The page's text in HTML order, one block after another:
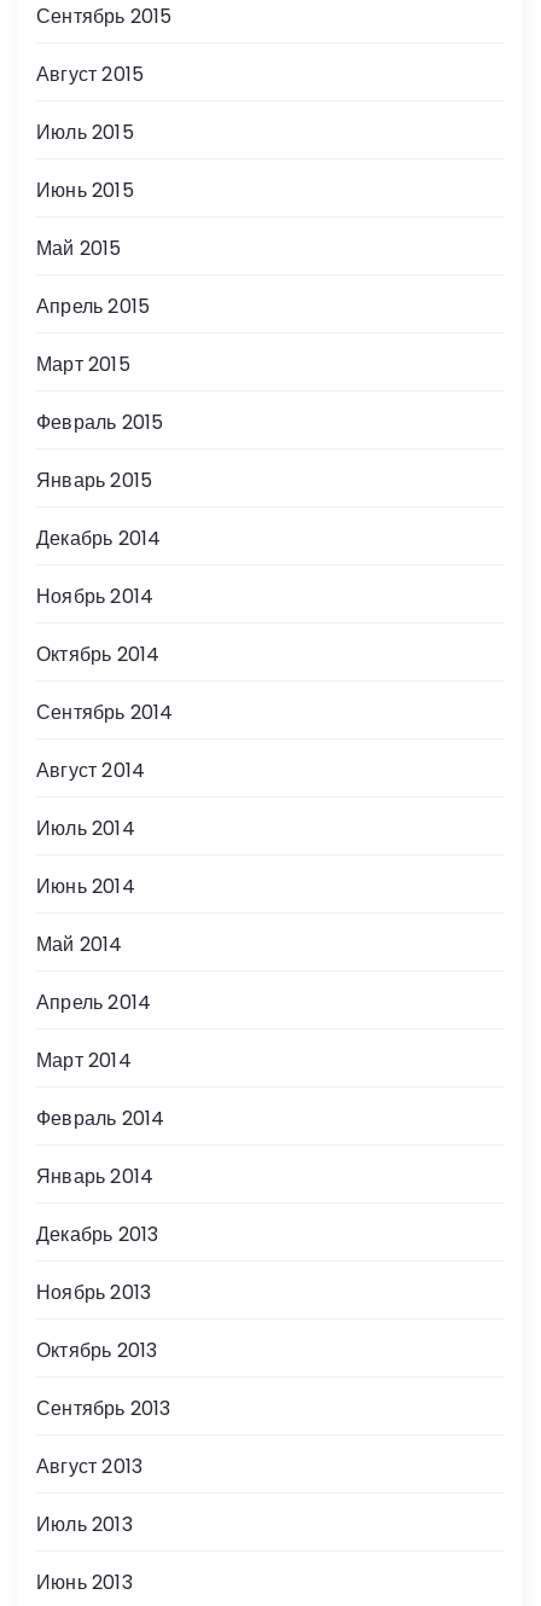
Сентябрь 2015
Август 2015
Июль 2015
Июнь 2015
Май 2015
Апрель 2015
Март 2015
Февраль 2015
Январь 2015
Декабрь 2014
Ноябрь 2014
Октябрь 2014
Сентябрь 2014
Август 2014
Июль 2014
Июнь 2014
Май 2014
Апрель 2014
Март 2014
Февраль 2014
Январь 2014
Декабрь 2013
Ноябрь 2013
Октябрь 2013
Сентябрь 2013
Август 2013
Июль 2013
Июнь 2013